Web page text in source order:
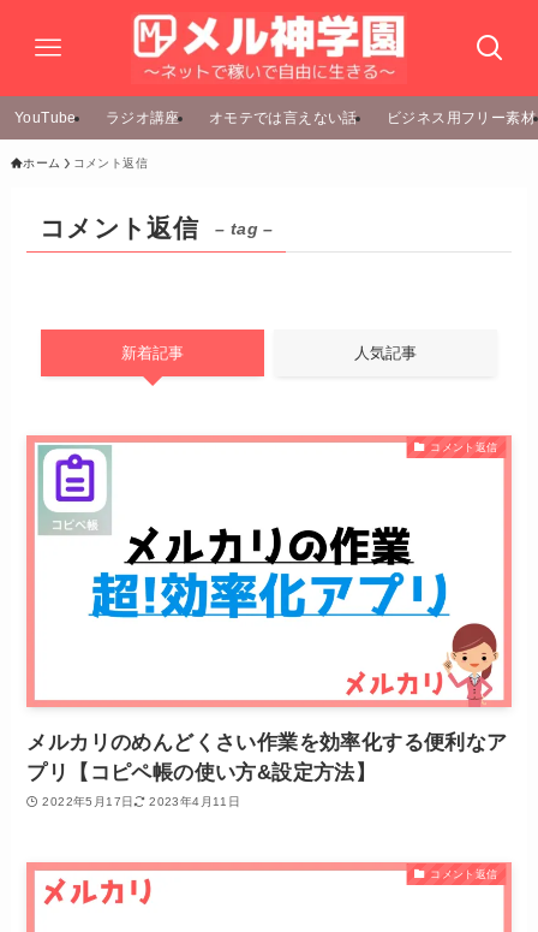
YouTube ラジオ講座 オモテでは言えない話 ビジネス用フリー素材
ホーム コメント返信
コメント返信 – tag –
新着記事 人気記事
コメント返信
メルカリのめんどくさい作業を効率化する便利なア
プリ【コピペ帳の使い方&設定方法】
2022年5月17日 2023年4月11日
コメント返信